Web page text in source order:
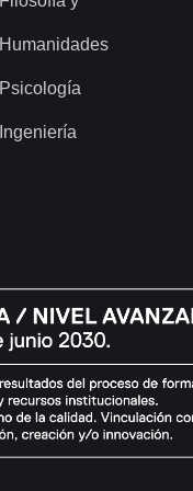
Humanidades
Psicología
Ingeniería